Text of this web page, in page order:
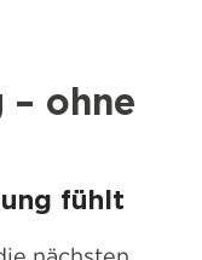
– ohne
fühlt